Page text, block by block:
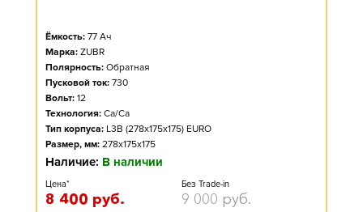
Ёмкость: 77 Ач
Марка: ZUBR
Полярность: Обратная
Пусковой ток: 730
Вольт: 12
Технология: Ca/Ca
Тип корпуса: L3B (278x175x175) EURO
Размер, мм: 278x175x175
Наличие: В наличии
Цена*
8 400 руб.
Без Trade-in
9 000 руб.